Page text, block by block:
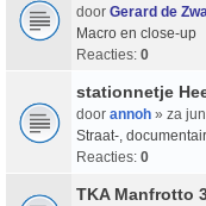
door Gerard de
Macro en close-up
Reacties: 0
stationnetje
door annoh » za
Straat-,
Reacties: 0
TKA Manfrotto